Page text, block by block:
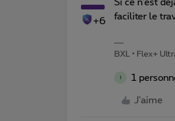
+6
Si ce n’est
faciliter le
BXL • Flex+
1
J'aime